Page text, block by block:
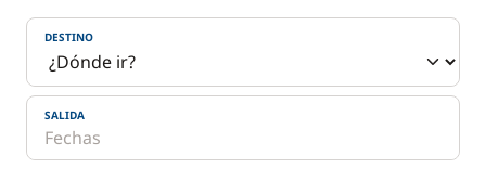
DESTINO
SALIDA